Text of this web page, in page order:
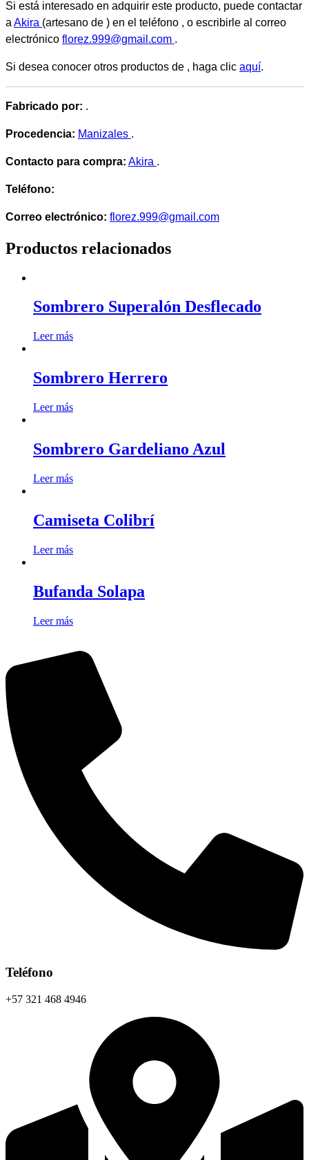
Si está interesado en adquirir este producto, puede contactar
a Akira (artesano de ) en el teléfono , o escribirle al correo
electrónico florez.999@gmail.com .
Si desea conocer otros productos de , haga clic aquí.
Fabricado por: .
Procedencia: Manizales .
Contacto para compra: Akira .
Teléfono:
Correo electrónico: florez.999@gmail.com
Productos relacionados
Sombrero Superalón Desflecado
Leer más
Sombrero Herrero
Leer más
Sombrero Gardeliano Azul
Leer más
Camiseta Colibrí
Leer más
Bufanda Solapa
Leer más
Teléfono
+57 321 468 4946